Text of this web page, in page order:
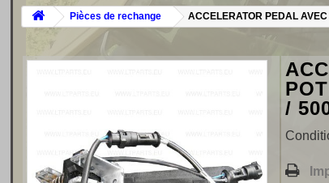
Pièces de rechange ACCELERATOR PEDAL
/